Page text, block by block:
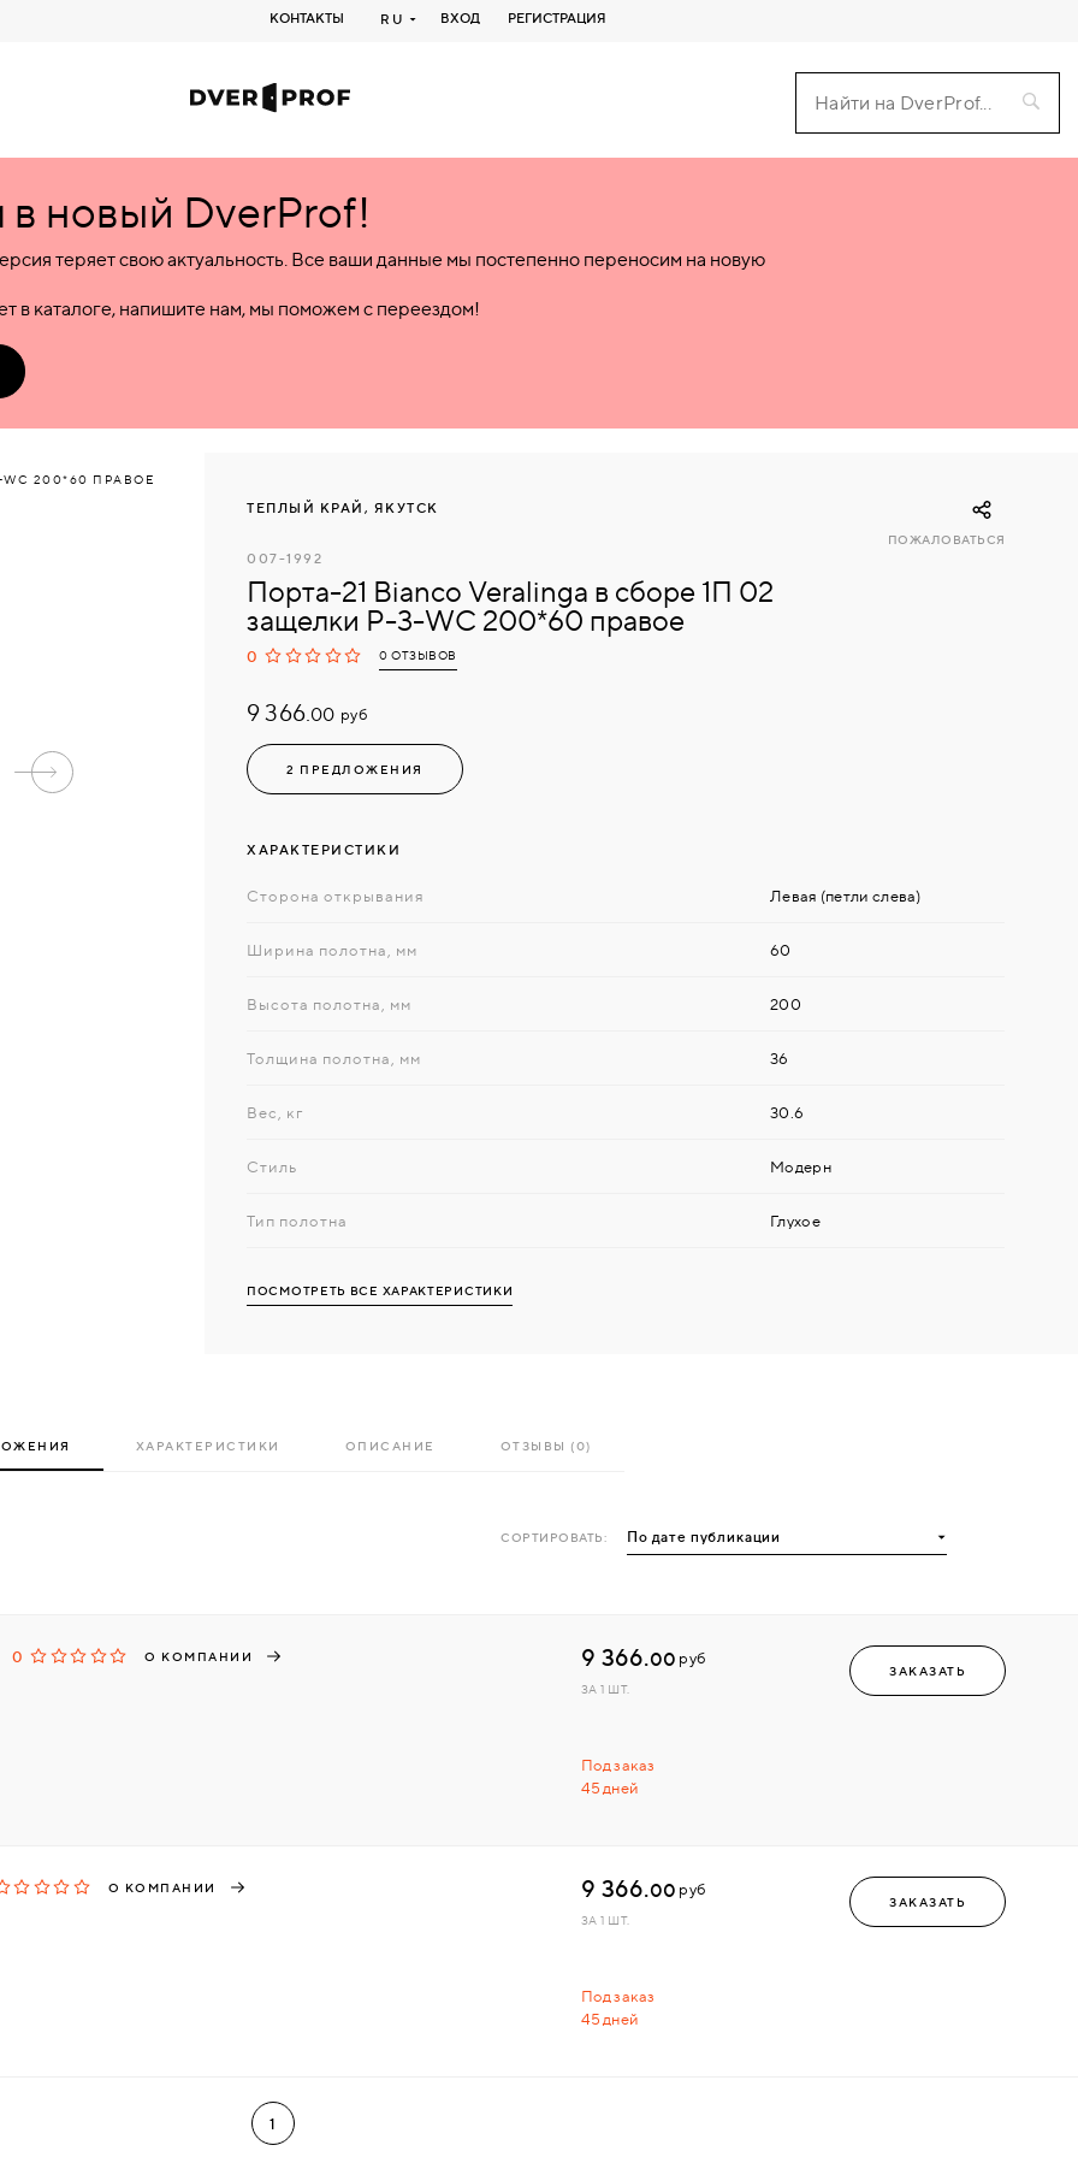
КОНТАКТЫ RU ВХОД РЕГИСТРАЦИЯ
новый DverProf!
теряет свою актуальность. Все ваши данные мы постепенно переносим на новую
в каталоге, напишите нам, мы поможем с переездом!
200*60 ПРАВОЕ
ТЕПЛЫЙ КРАЙ, ЯКУТСК
007-1992
Порта-21 Bianco Veralinga в сборе 1П 02
защелки Р-3-WC 200*60 правое
0 0 ОТЗЫВОВ
9 366.00 руб
2 ПРЕДЛОЖЕНИЯ
ПОЖАЛОВАТЬСЯ
ХАРАКТЕРИСТИКИ
Сторона открывания Левая (петли слева)
Ширина полотна, мм 60
Высота полотна, мм 200
Толщина полотна, мм 36
Вес, кг 30.6
Стиль Модерн
Тип полотна Глухое
ПОСМОТРЕТЬ ВСЕ ХАРАКТЕРИСТИКИ
ХАРАКТЕРИСТИКИ ОПИСАНИЕ ОТЗЫВЫ (0)
СОРТИРОВАТЬ:
0 О КОМПАНИИ
Под заказ
45 дней
9 366.00 руб
ЗА 1 ШТ.
ЗАКАЗАТЬ
О КОМПАНИИ
Под заказ
45 дней
9 366.00 руб
ЗА 1 ШТ.
ЗАКАЗАТЬ
1